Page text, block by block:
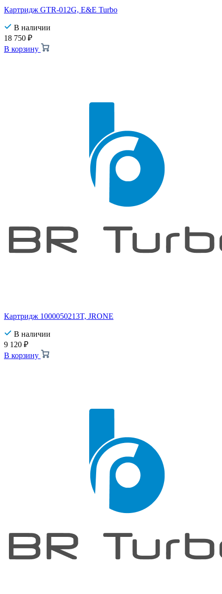
Картридж GTR-012G, E&E Turbo
В наличии
18 750 ₽
В корзину
Картридж 1000050213T, JRONE
В наличии
9 120 ₽
В корзину